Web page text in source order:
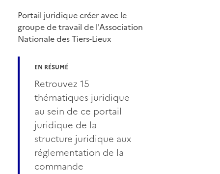
Portail juridique créer avec le
groupe de travail de l'Association
Nationale des Tiers-Lieux
EN RÉSUMÉ
Retrouvez 15
thématiques juridique
au sein de ce portail
juridique de la
structure juridique aux
réglementation de la
commande